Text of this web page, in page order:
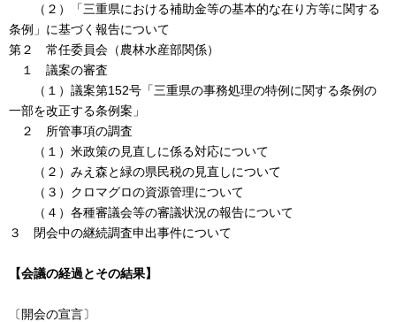
（２）「三重県における補助金等の基本的な在り方等に関する
条例」に基づく報告について
第２ 常任委員会（農林水産部関係）
１ 議案の審査
（１）議案第152号「三重県の事務処理の特例に関する条例の
一部を改正する条例案」
２ 所管事項の調査
（１）米政策の見直しに係る対応について
（２）みえ森と緑の県民税の見直しについて
（３）クロマグロの資源管理について
（４）各種審議会等の審議状況の報告について
３ 閉会中の継続調査申出事件について
【会議の経過とその結果】
〔開会の宣言〕